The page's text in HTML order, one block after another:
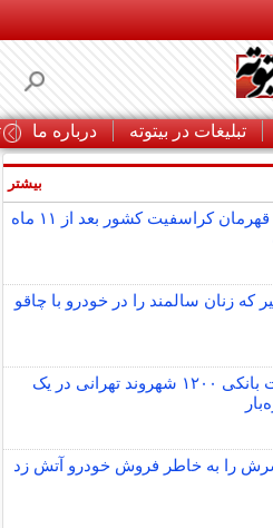
تبلیغات در بیتوته درباره ما
دستگیری قاتل قهرمان کراسفیت کشور بعد از ۱۱ ماه
که زنان سالمند را در خودرو با چاقو
افشای اطلاعات بانکی ۱۲۰۰ شهروند تهرانی در یک
را به خاطر فروش خودرو آتش زد
بیشتر